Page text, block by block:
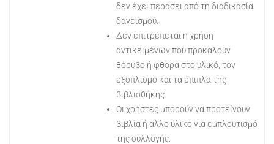
δεν έχει περάσει από τη διαδικασία
δανεισμού.
Δεν επιτρέπεται η χρήση
αντικειμένων που προκαλούν
θόρυβο ή φθορά στο υλικό, τον
εξοπλισμό και τα έπιπλα της
βιβλιοθήκης.
Οι χρήστες μπορούν να προτείνουν
βιβλία ή άλλο υλικό για εμπλουτισμό
της συλλογής.